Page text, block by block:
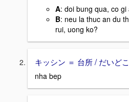
A: doi bung qua, co gi
B: neu la thuc an du
rui, uong ko?
キッシン ＝ 台所 / だいど
nha bep